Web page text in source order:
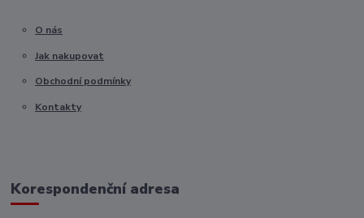
O nás
Jak nakupovat
Obchodní podmínky
Kontakty
Korespondenční adresa